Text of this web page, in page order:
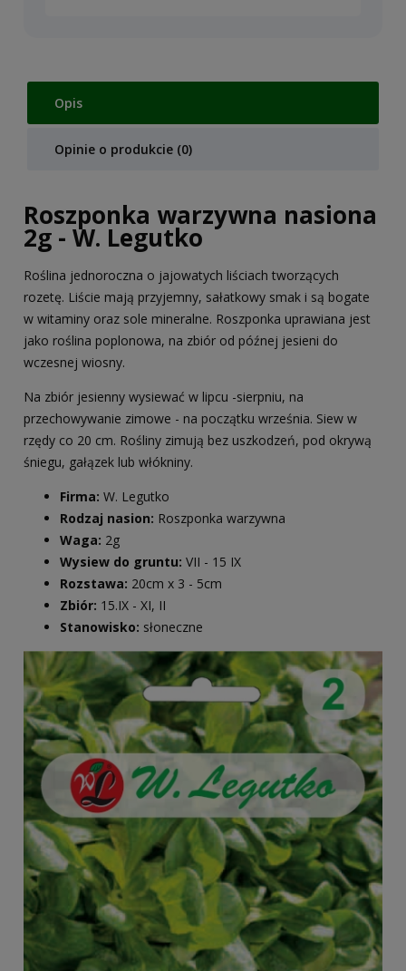
Opis
Opinie o produkcie (0)
Roszponka warzywna nasiona
2g - W. Legutko
Roślina jednoroczna o jajowatych liściach tworzących
rozetę. Liście mają przyjemny, sałatkowy smak i są bogate
w witaminy oraz sole mineralne. Roszponka uprawiana jest
jako roślina poplonowa, na zbiór od późnej jesieni do
wczesnej wiosny.
Na zbiór jesienny wysiewać w lipcu -sierpniu, na
przechowywanie zimowe - na początku września. Siew w
rzędy co 20 cm. Rośliny zimują bez uszkodzeń, pod okrywą
śniegu, gałązek lub włókniny.
Firma: W. Legutko
Rodzaj nasion: Roszponka warzywna
Waga: 2g
Wysiew do gruntu: VII - 15 IX
Rozstawa: 20cm x 3 - 5cm
Zbiór: 15.IX - XI, II
Stanowisko: słoneczne